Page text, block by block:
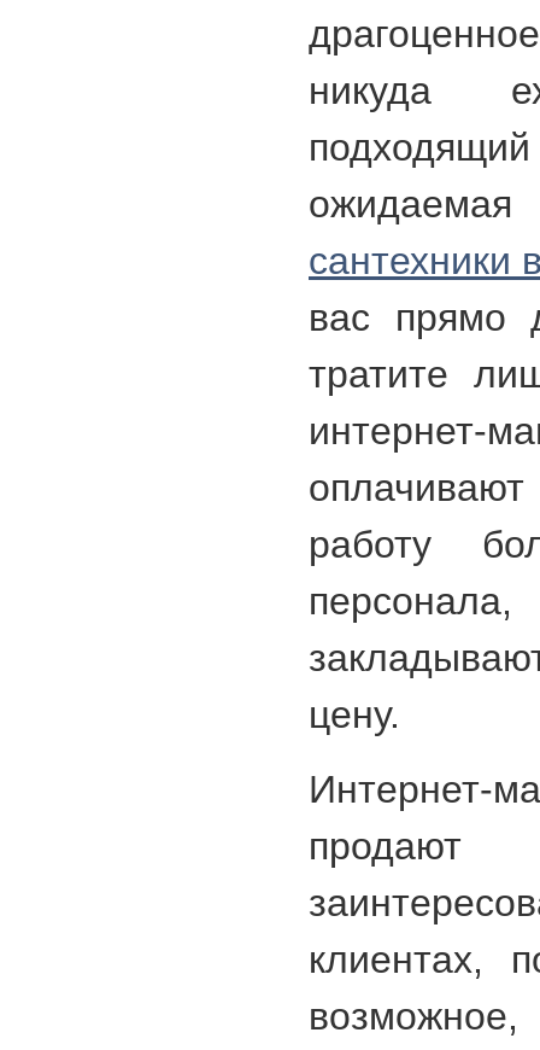
никуда
сантехники
вас прямо
тратите
работу
цену.
Интернет-
клиентах,
возможное,